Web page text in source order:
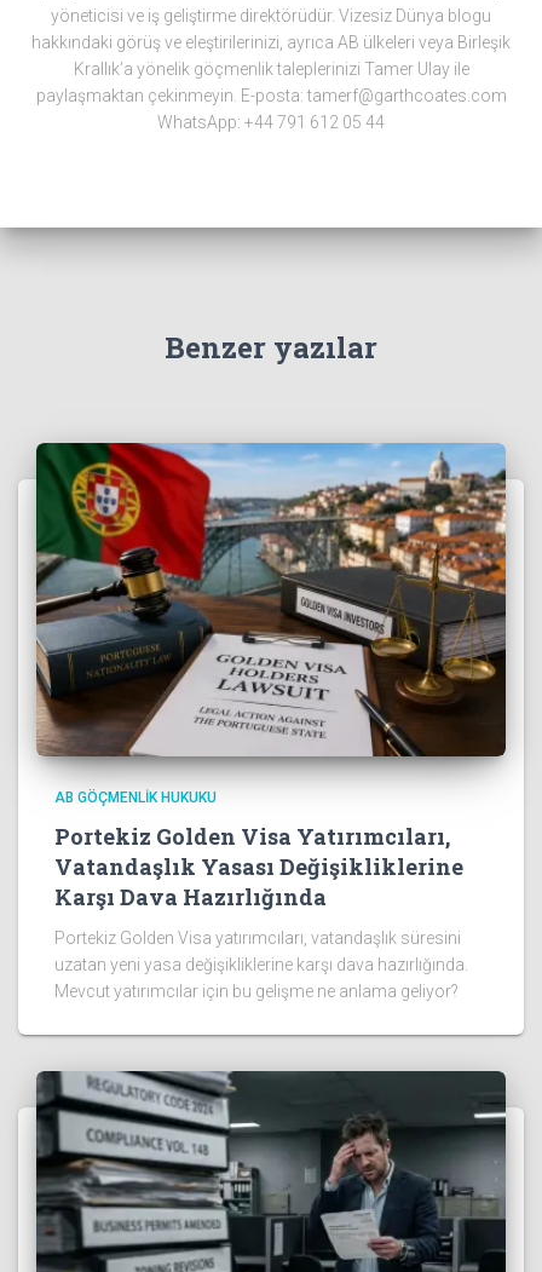
yöneticisi ve iş geliştirme direktörüdür. Vizesiz Dünya blogu
hakkındaki görüş ve eleştirilerinizi, ayrıca AB ülkeleri veya Birleşik
Krallık’a yönelik göçmenlik taleplerinizi Tamer Ulay ile
paylaşmaktan çekinmeyin. E-posta: tamerf@garthcoates.com
WhatsApp: +44 791 612 05 44
Benzer yazılar
AB GÖÇMENLIK HUKUKU
Portekiz Golden Visa Yatırımcıları,
Vatandaşlık Yasası Değişikliklerine
Karşı Dava Hazırlığında
Portekiz Golden Visa yatırımcıları, vatandaşlık süresini
uzatan yeni yasa değişikliklerine karşı dava hazırlığında.
Mevcut yatırımcılar için bu gelişme ne anlama geliyor?